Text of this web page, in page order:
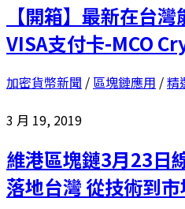
【開箱】最新在台
VISA支付卡-MCO
加密貨幣新聞 / 區塊鏈應用 /精
3 月 19, 2019
維港區塊鏈3月23日
落地台灣 從技術到